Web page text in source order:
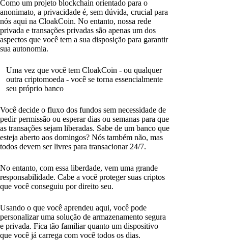
Como um projeto blockchain orientado para o
anonimato, a privacidade é, sem dúvida, crucial para
nós aqui na CloakCoin. No entanto, nossa rede
privada e transações privadas são apenas um dos
aspectos que você tem a sua disposição para garantir
sua autonomia.
Uma vez que você tem CloakCoin - ou qualquer
outra criptomoeda - você se torna essencialmente
seu próprio banco
Você decide o fluxo dos fundos sem necessidade de
pedir permissão ou esperar dias ou semanas para que
as transações sejam liberadas. Sabe de um banco que
esteja aberto aos domingos? Nós também não, mas
todos devem ser livres para transacionar 24/7.
No entanto, com essa liberdade, vem uma grande
responsabilidade. Cabe a você proteger suas criptos
que você conseguiu por direito seu.
Usando o que você aprendeu aqui, você pode
personalizar uma solução de armazenamento segura
e privada. Fica tão familiar quanto um dispositivo
que você já carrega com você todos os dias.